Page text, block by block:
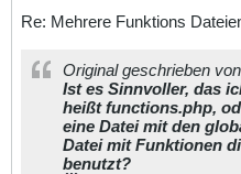
Re: Mehrere Funktions
Original geschrieben
Ist es Sinnvoller, das
heißt functions.php,
eine Datei mit den
Datei mit Funktionen
benutzt?